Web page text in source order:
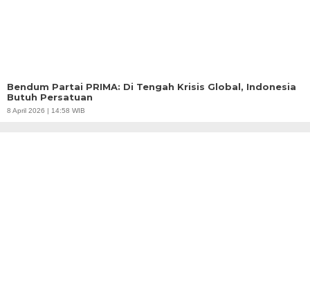
Bendum Partai PRIMA: Di Tengah Krisis Global, Indonesia
Butuh Persatuan
8 April 2026 | 14:58 WIB